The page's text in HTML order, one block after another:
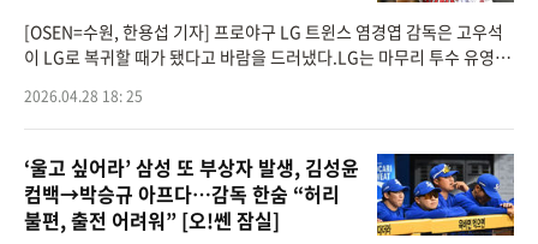
[OSEN=수원, 한용섭 기자] 프로야구 LG 트윈스 염경엽 감독은 고우석
이 LG로 복귀할 때가 됐다고 바람을 드러냈다.LG는 마무리 투수 유영찬
술이 필요하다는
2026.04.28 18: 25
‘울고 싶어라’ 삼성 또 부상자 발생, 김성윤
컴백→박승규 아프다…감독 한숨 “허리
불편, 출전 어려워” [오!쎈 잠실]